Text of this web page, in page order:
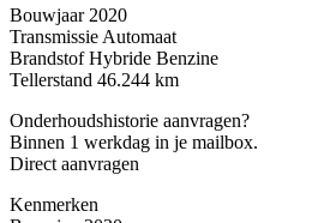
Bouwjaar 2020
Transmissie Automaat
Brandstof Hybride Benzine
Tellerstand 46.244 km
Onderhoudshistorie aanvragen?
Binnen 1 werkdag in je mailbox.
Direct aanvragen
Kenmerken